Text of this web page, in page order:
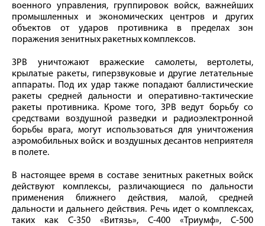
военного управления, группировок войск, важнейших
промышленных и экономических центров и других
объектов от ударов противника в пределах зон
поражения зенитных ракетных комплексов.
ЗРВ уничтожают вражеские самолеты, вертолеты,
крылатые ракеты, гиперзвуковые и другие летательные
аппараты. Под их удар также попадают баллистические
ракеты средней дальности и оперативно-тактические
ракеты противника. Кроме того, ЗРВ ведут борьбу со
средствами воздушной разведки и радиоэлектронной
борьбы врага, могут использоваться для уничтожения
аэромобильных войск и воздушных десантов неприятеля
в полете.
В настоящее время в составе зенитных ракетных войск
действуют комплексы, различающиеся по дальности
применения ближнего действия, малой, средней
дальности и дальнего действия. Речь идет о комплексах,
таких как С-350 «Витязь», С-400 «Триумф», С-500